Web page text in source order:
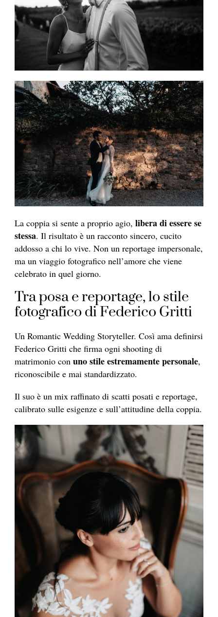
La coppia si sente a proprio agio, libera di essere se
stessa. Il risultato è un racconto sincero, cucito
addosso a chi lo vive. Non un reportage impersonale,
ma un viaggio fotografico nell’amore che viene
celebrato in quel giorno.
Tra posa e reportage, lo stile
fotografico di Federico Gritti
Un Romantic Wedding Storyteller. Così ama definirsi
Federico Gritti che firma ogni shooting di
matrimonio con uno stile estremamente personale,
riconoscibile e mai standardizzato.
Il suo è un mix raffinato di scatti posati e reportage,
calibrato sulle esigenze e sull’attitudine della coppia.